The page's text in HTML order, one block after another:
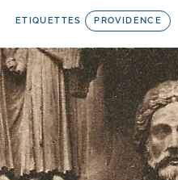
ETIQUETTES PROVIDENCE